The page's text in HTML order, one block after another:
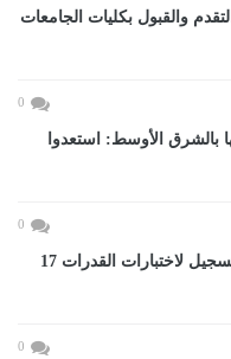
2026.. طريقة التقدم والقبول بكليات الجامعات
0
بالشرق الأوسط: استعدوا
0
تنسيق الجامعات 2026.. إتاحة التسجيل لاختبارات القدرات 17
0